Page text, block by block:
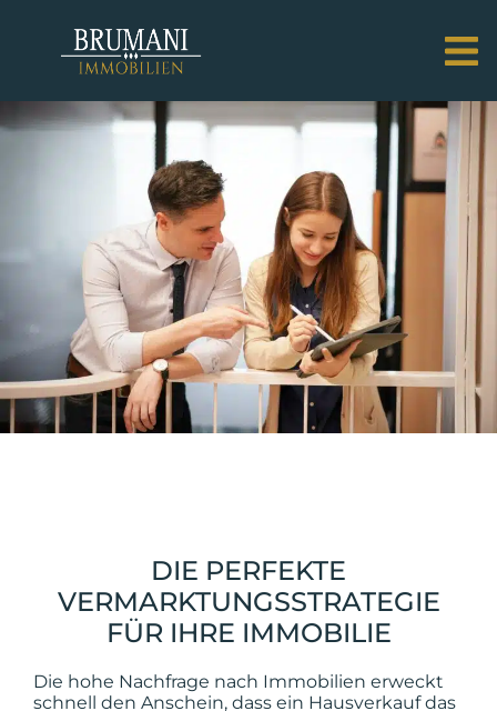
DIE PERFEKTE
VERMARKTUNGSSTRATEGIE
FÜR IHRE IMMOBILIE
Die hohe Nachfrage nach Immobilien erweckt
schnell den Anschein, dass ein Hausverkauf das